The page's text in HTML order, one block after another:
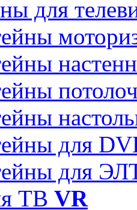
для
для
для
ТВ VR